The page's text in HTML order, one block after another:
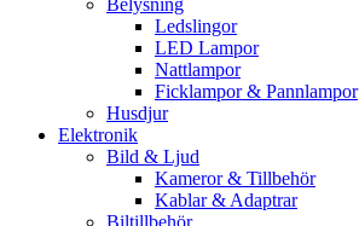
Belysning
Ledslingor
LED Lampor
Nattlampor
Ficklampor & Pannlampor
Husdjur
Elektronik
Bild & Ljud
Kameror & Tillbehör
Kablar & Adaptrar
Biltillbehör